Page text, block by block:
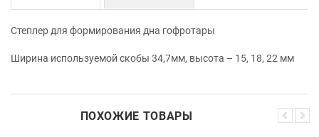
Степлер для формирования дна гофротары
Ширина используемой скобы 34,7мм, высота – 15, 18, 22 мм
ПОХОЖИЕ ТОВАРЫ